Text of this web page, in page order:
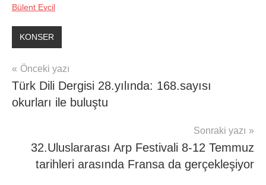
Bülent Evcil
KONSER
Yazı
gezinmesi
Önceki yazı
Türk Dili Dergisi 28.yılında: 168.sayısı
okurları ile buluştu
Sonraki yazı
32.Uluslararası Arp Festivali 8-12 Temmuz
tarihleri arasında Fransa da gerçekleşiyor